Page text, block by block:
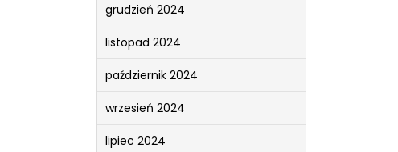
grudzień 2024
listopad 2024
październik 2024
wrzesień 2024
lipiec 2024